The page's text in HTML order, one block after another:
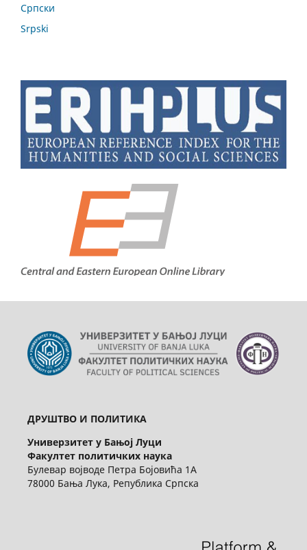
Cрпски
Srpski
ДРУШТВО И ПОЛИТИКА
Универзитет у Бањој Луци
Факултет политичких наука
Булевар војводе Петра Бојовића 1А
78000 Бања Лука, Република Српска